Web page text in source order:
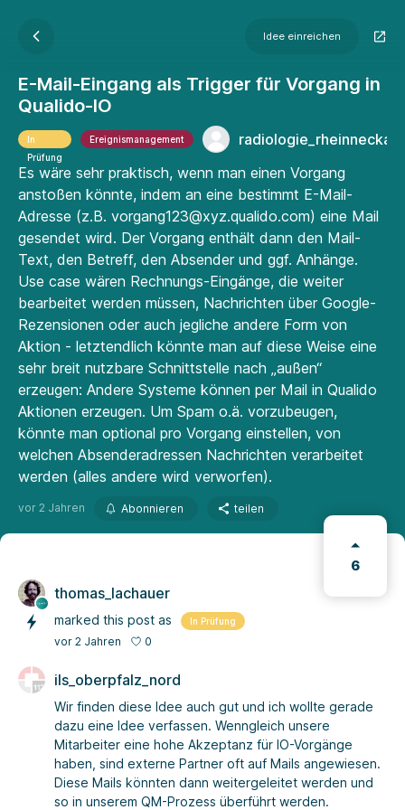
Idee einreichen
E-Mail-Eingang als Trigger für Vorgang in
Qualido-IO
In
Prüfung
Ereignismanagement
radiologie_rheinneckar
Es wäre sehr praktisch, wenn man einen Vorgang
anstoßen könnte, indem an eine bestimmt E-Mail-
Adresse (z.B. vorgang123@xyz.qualido.com) eine Mail
gesendet wird. Der Vorgang enthält dann den Mail-
Text, den Betreff, den Absender und ggf. Anhänge.
Use case wären Rechnungs-Eingänge, die weiter
bearbeitet werden müssen, Nachrichten über Google-
Rezensionen oder auch jegliche andere Form von
Aktion - letztendlich könnte man auf diese Weise eine
sehr breit nutzbare Schnittstelle nach „außen“
erzeugen: Andere Systeme können per Mail in Qualido
Aktionen erzeugen. Um Spam o.ä. vorzubeugen,
könnte man optional pro Vorgang einstellen, von
welchen Absenderadressen Nachrichten verarbeitet
werden (alles andere wird verworfen).
vor 2 Jahren Abonnieren teilen
6
thomas_lachauer
marked this post as In Prüfung
vor 2 Jahren 0
ils_oberpfalz_nord
Wir finden diese Idee auch gut und ich wollte gerade
dazu eine Idee verfassen. Wenngleich unsere
Mitarbeiter eine hohe Akzeptanz für IO-Vorgänge
haben, sind externe Partner oft auf Mails angewiesen.
Diese Mails könnten dann weitergeleitet werden und
so in unserem QM-Prozess überführt werden.